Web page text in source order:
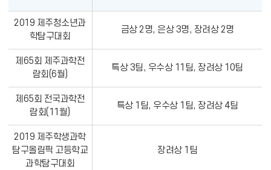
년
교
외
2019 제주청소년과
학탐구대회
금상 2명, 은상 3명, 장려상 2명
제65회 제주과학전
람회(6월)
특상 3팀, 우수상 11팀, 장려상 10팀
제65회 전국과학전
람회(11월)
특상 1팀, 우수상 1팀, 장려상 4팀
2019 제주학생과학
탐구올림픽 고등학교
과학탐구대회
장려상 1팀